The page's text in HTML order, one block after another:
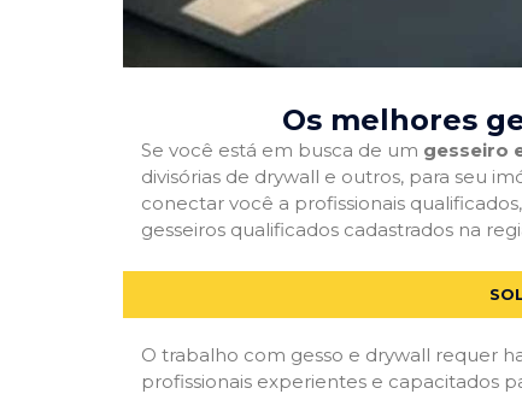
Os melhores
Se você está em busca de um gesseiro
divisórias de drywall e outros, para seu
conectar você a profissionais
gesseiros qualificados cadastrados na
O trabalho com gesso e drywall requer
profissionais experientes e capacitados